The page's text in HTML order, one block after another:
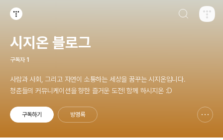
시지온 블로그
구독자 1
사람과 사회, 그리고 자연이 소통하는 세상을 꿈꾸는 시지온입니다.
청춘들의 커뮤니케이션을 향한 즐거운 도전! 함께 하시지온 :D
구독하기 방명록